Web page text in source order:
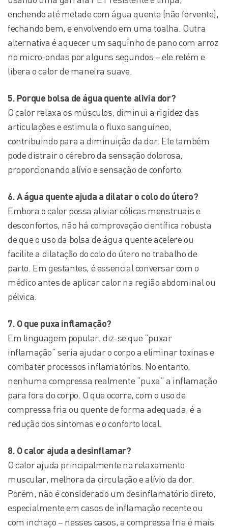
enchendo até metade com água quente (não fervente),
fechando bem, e envolvendo em uma toalha. Outra
alternativa é aquecer um saquinho de pano com arroz
no micro-ondas por alguns segundos – ele retém e
libera o calor de maneira suave.
5. Porque bolsa de água quente alivia dor?
O calor relaxa os músculos, diminui a rigidez das
articulações e estimula o fluxo sanguíneo,
contribuindo para a diminuição da dor. Ele também
pode distrair o cérebro da sensação dolorosa,
proporcionando alívio e sensação de conforto.
6. A água quente ajuda a dilatar o colo do útero?
Embora o calor possa aliviar cólicas menstruais e
desconfortos, não há comprovação científica robusta
de que o uso da bolsa de água quente acelere ou
facilite a dilatação do colo do útero no trabalho de
parto. Em gestantes, é essencial conversar com o
médico antes de aplicar calor na região abdominal ou
pélvica.
7. O que puxa inflamação?
Em linguagem popular, diz-se que “puxar
inflamação” seria ajudar o corpo a eliminar toxinas e
combater processos inflamatórios. No entanto,
nenhuma compressa realmente “puxa” a inflamação
para fora do corpo. O que ocorre, com o uso de
compressa fria ou quente de forma adequada, é a
redução dos sintomas e o conforto local.
8. O calor ajuda a desinflamar?
O calor ajuda principalmente no relaxamento
muscular, melhora da circulação e alívio da dor.
Porém, não é considerado um desinflamatório direto,
especialmente em casos de inflamação recente ou
com inchaço – nesses casos, a compressa fria é mais